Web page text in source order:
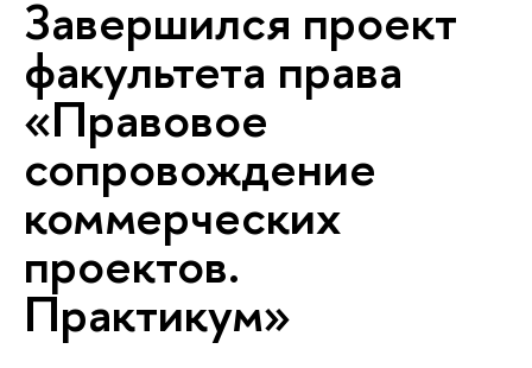
Завершился проект
факультета права
«Правовое
сопровождение
коммерческих
проектов.
Практикум»